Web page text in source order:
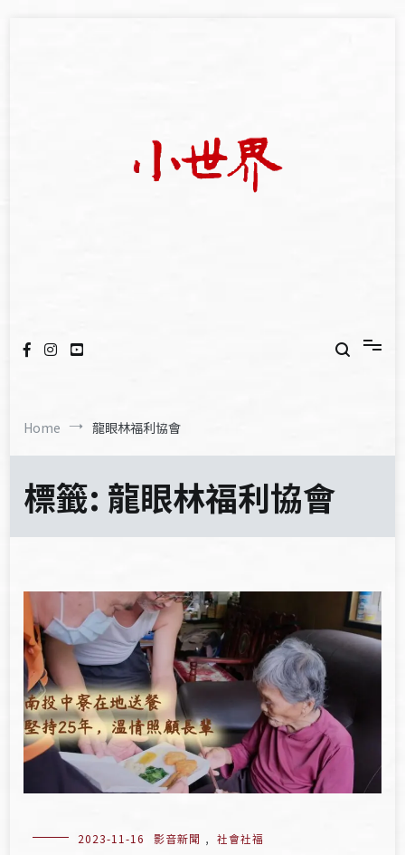
Home 龍眼林福利協會
標籤: 龍眼林福利協會
2023-11-16 影音新聞 , 社會社福